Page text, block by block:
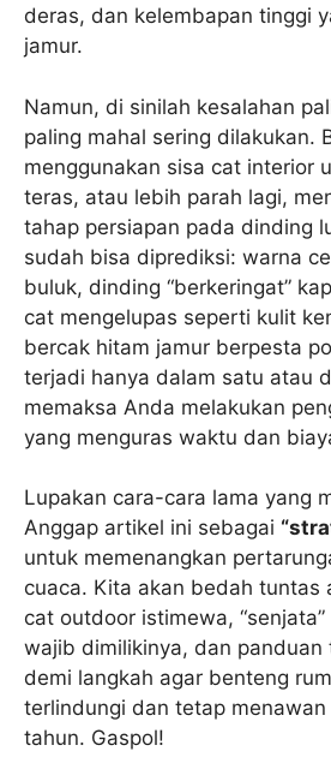
deras, dan kelembapan tinggi
jamur.
Namun, di sinilah kesalahan
paling mahal sering dilakukan.
menggunakan sisa cat interior
teras, atau lebih parah lagi,
tahap persiapan pada dinding
sudah bisa diprediksi: warna
buluk, dinding “berkeringat”
cat mengelupas seperti kulit
bercak hitam jamur berpesta
terjadi hanya dalam satu atau
memaksa Anda melakukan
yang menguras waktu dan
Lupakan cara-cara lama yang
Anggap artikel ini sebagai
untuk memenangkan
cuaca. Kita akan bedah tuntas
cat outdoor istimewa,
wajib dimilikinya, dan panduan
demi langkah agar benteng
terlindungi dan tetap
tahun. Gaspol!